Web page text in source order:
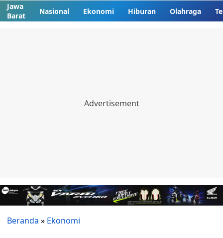
Jawa
Barat
Nasional Ekonomi Hiburan Olahraga
Beranda » Ekonomi